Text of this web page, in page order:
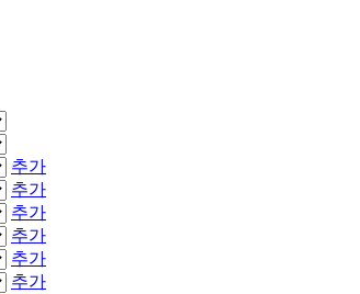
추가
추가
추가
추가
추가
추가